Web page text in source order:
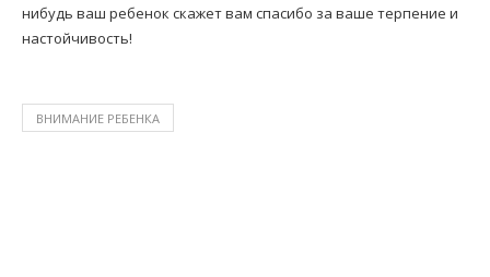
нибудь ваш ребенок скажет вам спасибо за ваше терпение и
настойчивость!
ВНИМАНИЕ РЕБЕНКА